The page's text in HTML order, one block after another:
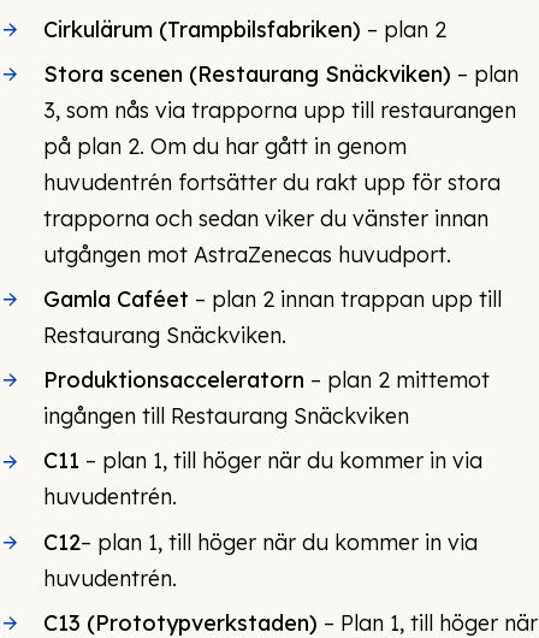
Cirkulärum (Trampbilsfabriken) – plan 2
Stora scenen (Restaurang Snäckviken) – plan
3, som nås via trapporna upp till restaurangen
på plan 2. Om du har gått in genom
huvudentrén fortsätter du rakt upp för stora
trapporna och sedan viker du vänster innan
utgången mot AstraZenecas huvudport.
Gamla Caféet – plan 2 innan trappan upp till
Restaurang Snäckviken.
Produktionsacceleratorn – plan 2 mittemot
ingången till Restaurang Snäckviken
C11 – plan 1, till höger när du kommer in via
huvudentrén.
C12– plan 1, till höger när du kommer in via
huvudentrén.
C13 (Prototypverkstaden) – Plan 1, till höger när